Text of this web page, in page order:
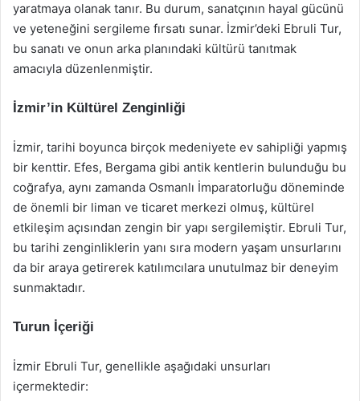
yaratmaya olanak tanır. Bu durum, sanatçının hayal gücünü
ve yeteneğini sergileme fırsatı sunar. İzmir’deki Ebruli Tur,
bu sanatı ve onun arka planındaki kültürü tanıtmak
amacıyla düzenlenmiştir.
İzmir’in Kültürel Zenginliği
İzmir, tarihi boyunca birçok medeniyete ev sahipliği yapmış
bir kenttir. Efes, Bergama gibi antik kentlerin bulunduğu bu
coğrafya, aynı zamanda Osmanlı İmparatorluğu döneminde
de önemli bir liman ve ticaret merkezi olmuş, kültürel
etkileşim açısından zengin bir yapı sergilemiştir. Ebruli Tur,
bu tarihi zenginliklerin yanı sıra modern yaşam unsurlarını
da bir araya getirerek katılımcılara unutulmaz bir deneyim
sunmaktadır.
Turun İçeriği
İzmir Ebruli Tur, genellikle aşağıdaki unsurları
içermektedir: